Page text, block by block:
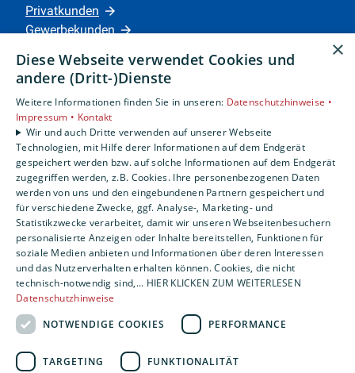
Privatkunden
Gewerbekunden
Unternehmen
Standorte
Siegen
Um externe HTML-Inhalte anzuzeigen, benötigen
wir Ihre Einwilligung.
Weitere Informationen finden Sie in unserer
Datenschutzerklärung.
COOKIE-EINSTELLUNGEN ÖFFNEN
×
Diese Webseite verwendet Cookies und
andere (Dritt-)Dienste
Weitere Informationen finden Sie in unseren: Datenschutzhinweise •
Impressum • Kontakt
Wir und auch Dritte verwenden auf unserer Webseite
Technologien, mit Hilfe derer Informationen auf dem Endgerät
gespeichert werden bzw. auf solche Informationen auf dem Endgerät
zugegriffen werden, z.B. Cookies. Ihre personenbezogenen Daten
werden von uns und den eingebundenen Partnern gespeichert und
für verschiedene Zwecke, ggf. Analyse-, Marketing- und
Statistikzwecke verarbeitet, damit wir unseren Webseitenbesuchern
personalisierte Anzeigen oder Inhalte bereitstellen, Funktionen für
soziale Medien anbieten und Informationen über deren Interessen
und das Nutzerverhalten erhalten können. Cookies, die nicht
technisch-notwendig sind,... HIER KLICKEN ZUM WEITERLESEN
Datenschutzhinweise
NOTWENDIGE COOKIES
PERFORMANCE
TARGETING FUNKTIONALITÄT